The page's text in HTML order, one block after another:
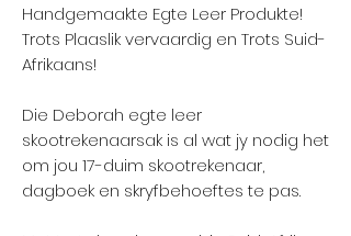
Handgemaakte Egte Leer Produkte!
Trots Plaaslik vervaardig en Trots Suid-
Afrikaans!
Die Deborah egte leer
skootrekenaarsak is al wat jy nodig het
om jou 17-duim skootrekenaar,
dagboek en skryfbehoeftes te pas.